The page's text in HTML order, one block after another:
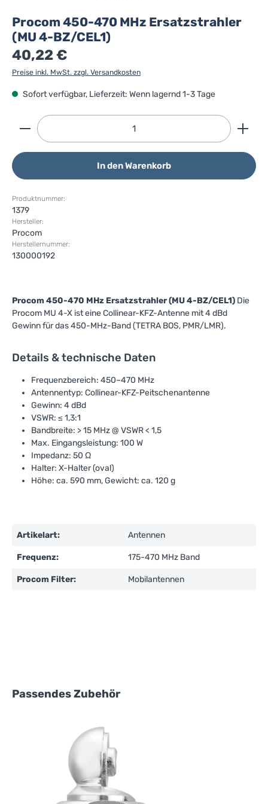
Procom 450-470 MHz Ersatzstrahler
(MU 4-BZ/CEL1)
40,22 €
Preise inkl. MwSt. zzgl. Versandkosten
Sofort verfügbar, Lieferzeit: Wenn lagernd 1-3 Tage
Produkt Anzahl: Gib den gewünschten Wert ein
In den Warenkorb
Produktnummer:
1379
Hersteller:
Procom
Herstellernummer:
130000192
Procom 450-470 MHz Ersatzstrahler (MU 4-BZ/CEL1) Die
Procom MU 4-X ist eine Collinear-KFZ-Antenne mit 4 dBd
Gewinn für das 450-MHz-Band (TETRA BOS, PMR/LMR).
Details & technische Daten
Frequenzbereich: 450–470 MHz
Antennentyp: Collinear-KFZ-Peitschenantenne
Gewinn: 4 dBd
VSWR: ≤ 1,3:1
Bandbreite: > 15 MHz @ VSWR < 1,5
Max. Eingangsleistung: 100 W
Impedanz: 50 Ω
Halter: X-Halter (oval)
Höhe: ca. 590 mm, Gewicht: ca. 120 g
Artikelart: Antennen
Frequenz: 175-470 MHz Band
Procom Filter: Mobilantennen
Produktgalerie überspringen
Passendes Zubehör